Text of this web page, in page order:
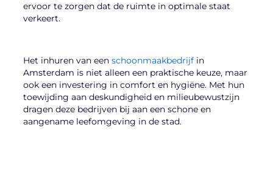
ervoor te zorgen dat de ruimte in optimale staat
verkeert.
Het inhuren van eenschoonmaakbedrijf in
Amsterdam is niet alleen een praktische keuze, maar
ook een investering in comfort en hygiëne. Met hun
toewijding aan deskundigheid en milieubewustzijn
dragen deze bedrijven bij aan een schone en
aangename leefomgeving in de stad.